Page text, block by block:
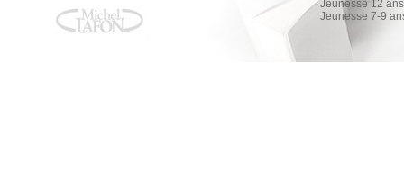
Jeunesse 12
Jeunesse 7-9